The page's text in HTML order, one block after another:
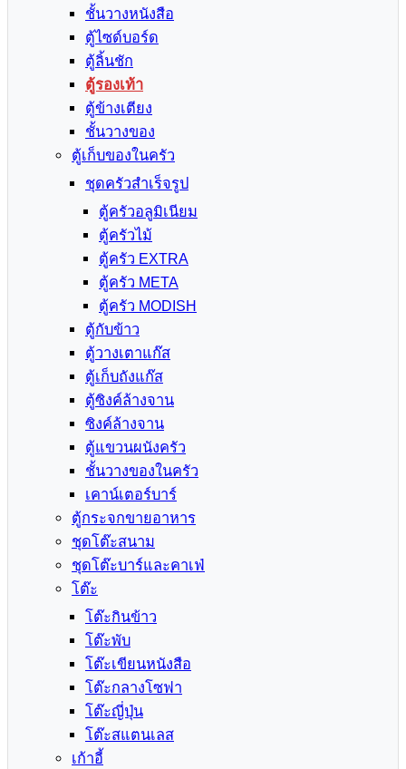
ชั้นวางหนังสือ
ตู้ไซด์บอร์ด
ตู้ลิ้นชัก
ตู้รองเท้า
ตู้ข้างเตียง
ชั้นวางของ
ตู้เก็บของในครัว
ชุดครัวสำเร็จรูป
ตู้ครัวอลูมิเนียม
ตู้ครัวไม้
ตู้ครัว EXTRA
ตู้ครัว META
ตู้ครัว MODISH
ตู้กับข้าว
ตู้วางเตาแก๊ส
ตู้เก็บถังแก๊ส
ตู้ซิงค์ล้างจาน
ซิงค์ล้างจาน
ตู้แขวนผนังครัว
ชั้นวางของในครัว
เคาน์เตอร์บาร์
ตู้กระจกขายอาหาร
ชุดโต๊ะสนาม
ชุดโต๊ะบาร์และคาเฟ่
โต๊ะ
โต๊ะกินข้าว
โต๊ะพับ
โต๊ะเขียนหนังสือ
โต๊ะกลางโซฟา
โต๊ะญี่ปุ่น
โต๊ะสแตนเลส
เก้าอี้